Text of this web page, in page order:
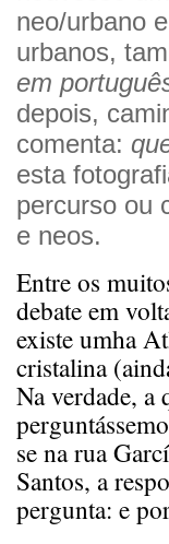
neo/urbano
urbanos,
em
depois,
comenta:
esta
percurso ou
e neos.
Entre os
debate em
existe umha
cristalina
Na verdade,
se na rua
Santos, a
pergunta: e